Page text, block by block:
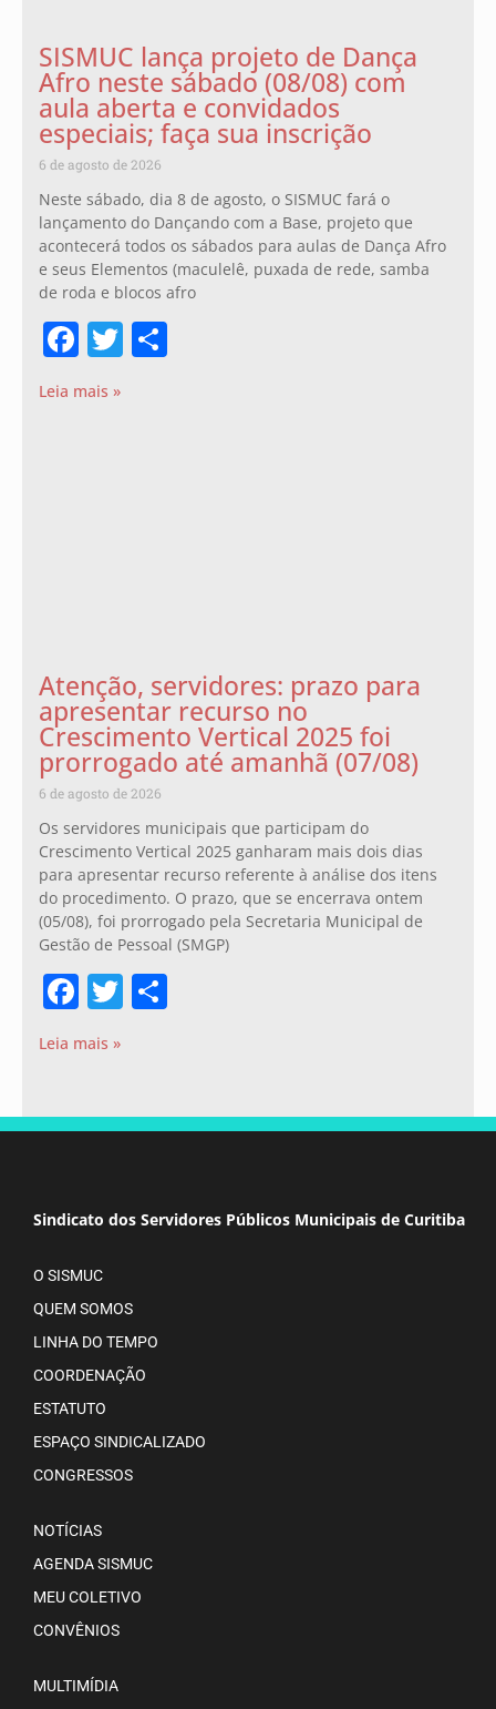
SISMUC lança projeto de Dança
Afro neste sábado (08/08) com
aula aberta e convidados
especiais; faça sua inscrição
6 de agosto de 2026
Neste sábado, dia 8 de agosto, o SISMUC fará o
lançamento do Dançando com a Base, projeto que
acontecerá todos os sábados para aulas de Dança Afro
e seus Elementos (maculelê, puxada de rede, samba
de roda e blocos afro
Facebook
Twitter
Leia mais »
Atenção, servidores: prazo para
apresentar recurso no
Crescimento Vertical 2025 foi
prorrogado até amanhã (07/08)
6 de agosto de 2026
Os servidores municipais que participam do
Crescimento Vertical 2025 ganharam mais dois dias
para apresentar recurso referente à análise dos itens
do procedimento. O prazo, que se encerrava ontem
(05/08), foi prorrogado pela Secretaria Municipal de
Gestão de Pessoal (SMGP)
Facebook
Twitter
Leia mais »
Sindicato dos Servidores Públicos Municipais de Curitiba
O SISMUC
QUEM SOMOS
LINHA DO TEMPO
COORDENAÇÃO
ESTATUTO
ESPAÇO SINDICALIZADO
CONGRESSOS
NOTÍCIAS
AGENDA SISMUC
MEU COLETIVO
CONVÊNIOS
MULTIMÍDIA